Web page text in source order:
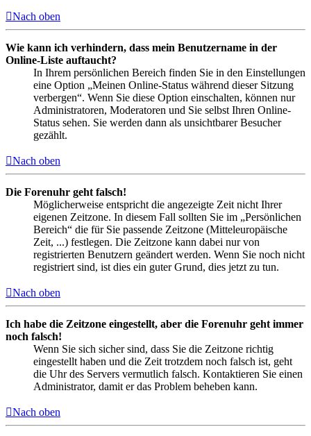
Nach oben
Wie kann ich verhindern, dass mein Benutzername in der
Online-Liste auftaucht?
In Ihrem persönlichen Bereich finden Sie in den Einstellungen
eine Option „Meinen Online-Status während dieser Sitzung
verbergen“. Wenn Sie diese Option einschalten, können nur
Administratoren, Moderatoren und Sie selbst Ihren Online-
Status sehen. Sie werden dann als unsichtbarer Besucher
gezählt.
Nach oben
Die Forenuhr geht falsch!
Möglicherweise entspricht die angezeigte Zeit nicht Ihrer
eigenen Zeitzone. In diesem Fall sollten Sie im „Persönlichen
Bereich“ die für Sie passende Zeitzone (Mitteleuropäische
Zeit, ...) festlegen. Die Zeitzone kann dabei nur von
registrierten Benutzern geändert werden. Wenn Sie noch nicht
registriert sind, ist dies ein guter Grund, dies jetzt zu tun.
Nach oben
Ich habe die Zeitzone eingestellt, aber die Forenuhr geht immer
noch falsch!
Wenn Sie sich sicher sind, dass Sie die Zeitzone richtig
eingestellt haben und die Zeit trotzdem noch falsch ist, geht
die Uhr des Servers vermutlich falsch. Kontaktieren Sie einen
Administrator, damit er das Problem beheben kann.
Nach oben